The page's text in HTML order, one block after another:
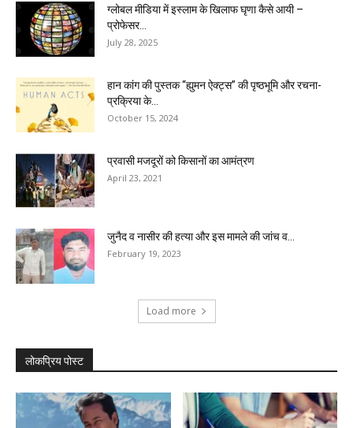
ग्लोबल मीडिया में इस्लाम के खिलाफ घृणा कैसे आयी –
प्रोफेसर...
July 28, 2025
हान कांग की पुस्तक “ह्युमन ऐक्ट्स” की पृष्ठभूमि और रचना-
प्रक्रिया के...
October 15, 2024
प्रवासी मजदूरों को किसानों का आमंत्रण
April 23, 2021
जुनैद व नासीर की हत्या और इस मामले की जांच व...
February 19, 2023
Load more
लोकप्रिय पोस्ट